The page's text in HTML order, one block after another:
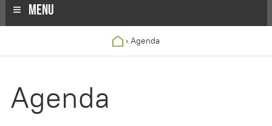
MENU
› Agenda
Agenda